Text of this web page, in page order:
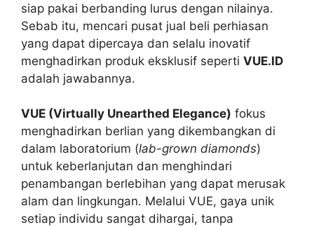
siap pakai berbanding lurus dengan nilainya.
Sebab itu, mencari pusat jual beli perhiasan
yang dapat dipercaya dan selalu inovatif
menghadirkan produk eksklusif seperti VUE.ID
adalah jawabannya.
VUE (Virtually Unearthed Elegance) fokus
menghadirkan berlian yang dikembangkan di
dalam laboratorium (lab-grown diamonds)
untuk keberlanjutan dan menghindari
penambangan berlebihan yang dapat merusak
alam dan lingkungan. Melalui VUE, gaya unik
setiap individu sangat dihargai, tanpa